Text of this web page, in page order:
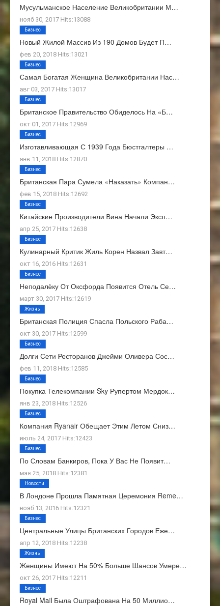
Мусульманское Население Великобритании М…
нояб 30, 2017 Hits:13088
Новый Жилой Массив Из 190 Домов Будет П…
фев 20, 2018 Hits:13021
Бизнес
Самая Богатая Женщина Великобритании Нас…
авг 03, 2017 Hits:13017
Бизнес
Британское Правительство Обиделось На «Б…
окт 01, 2017 Hits:12969
Бизнес
Изготавливающая С 1939 Года Бюстгалтеры …
янв 11, 2018 Hits:12870
Бизнес
Британская Пара Сумела «наказать» Компан…
фев 15, 2018 Hits:12692
Бизнес
Китайские Производители Вина Начали Эксп…
апр 25, 2017 Hits:12638
Бизнес
Кулинарный Критик Жиль Корен Назвал Завт…
окт 16, 2016 Hits:12631
Бизнес
Неподалёку От Оксфорда Появится Отель Се…
март 30, 2017 Hits:12619
Бизнес
Британская Полиция Спасла Польского Раба…
окт 30, 2017 Hits:12599
Жизнь
Долги Сети Ресторанов Джейми Оливера Сос…
фев 11, 2018 Hits:12585
Бизнес
Покупка Телекомпании Sky Рупертом Мердок…
янв 23, 2018 Hits:12526
Бизнес
Компания Ryanair Обещает Этим Летом Сниз…
июль 24, 2017 Hits:12423
Бизнес
По Словам Банкиров, Пока У Вас Не Появит…
мая 25, 2018 Hits:12381
Бизнес
В Лондоне Прошла Памятная Церемония Reme…
нояб 13, 2016 Hits:12321
Новости
Центральные Улицы Британских Городов Еже…
апр 12, 2018 Hits:12238
Бизнес
Женщины Имеют На 50% Больше Шансов Умере…
окт 26, 2017 Hits:12211
Жизнь
Royal Mail Была Оштрафована На 50 Миллио…
Бизнес